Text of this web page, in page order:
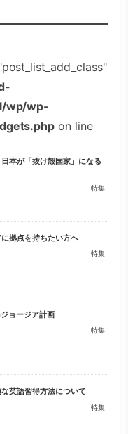
wp/wp-
on line
本が「抜け殻国家」になる
特集
拠点を持ちたい方へ
特集
ョージア計画
特集
英語習得方法について
特集